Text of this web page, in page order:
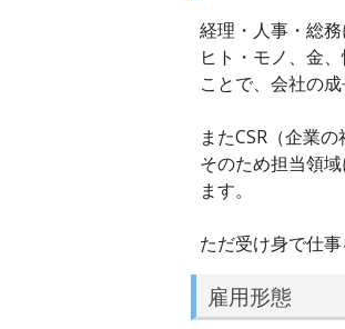
経理・人事・総務
ヒト・モノ、金
ことで、会社の
またCSR（企業
そのため担当領
ます。
ただ受け身で仕
雇用形態